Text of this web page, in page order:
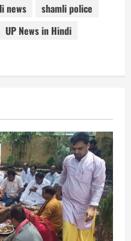
news
shamli police
UP News in Hindi